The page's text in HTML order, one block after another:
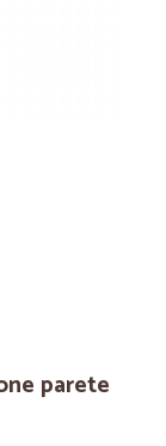
parete